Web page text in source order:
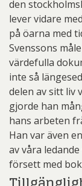
den
lever vidare
på öarna med
Svenssons
värdefulla
inte så
delen av sitt liv
gjorde han
hans arbeten
Han var även
av våra
försett med